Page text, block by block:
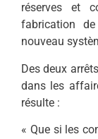
réserves et
fabrication
nouveau
Des deux
dans les
résulte :
« Que si les